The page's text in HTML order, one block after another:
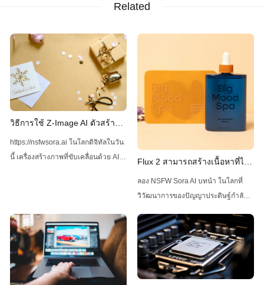
Related
วิธีการใช้ Z-Image AI ตัวสร้าง
ภาพโดยไม่มีข้อจำกัด
https://nsfwsora.ai ในโลกดิจิทัลในวัน
นี้ เครื่องสร้างภาพที่ขับเคลื่อนด้วย AI
โซลูชันที่เป็นที่โดดเด่นคือ Z-Image AI
ซึ่งเป็นเครื่องมือที่มีความหลากหลาย
และใช้
Flux 2 สามารถสร้างเนื้อหาที่ไม่
เหมาะสมได้โดยไม่มีข้อจำกัด
หรือไม่
ลอง NSFW Sora AI บทนำ ในโลกที่
วิวัฒนาการของปัญญาประดิษฐ์กำลัง
ได้สร้างความกระเพื่อมอย่างมากใน
ด้านความสามารถในการสร้างภาพ:
Flux 2 ซึ่งพัฒนาโดย Black Forest
Labs Flux 2 ซึ่งเป็นผู้สืบทอดของ Flux